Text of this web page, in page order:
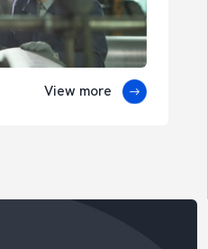
View more